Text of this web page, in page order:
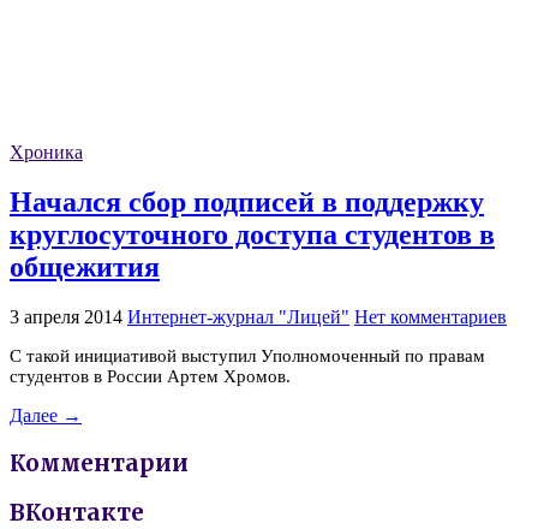
Хроника
Начался сбор подписей в поддержку
круглосуточного доступа студентов в
общежития
3 апреля 2014 Интернет-журнал "Лицей" Нет комментариев
С такой инициативой выступил Уполномоченный по правам
студентов в России Артем Хромов.
Далее →
Комментарии
ВКонтакте